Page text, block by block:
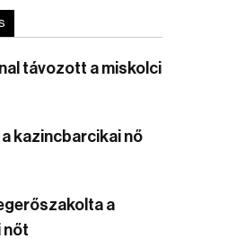
távozott a miskolci
kazincbarcikai nő
a
nőt